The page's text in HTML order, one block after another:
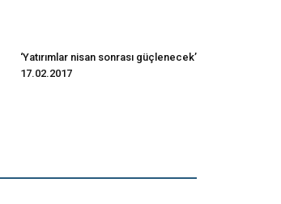
‘Yatırımlar nisan sonrası güçlenecek’
17.02.2017